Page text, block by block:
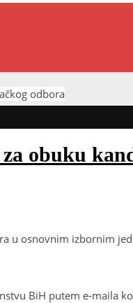
odbora
obuku
u osnovnim izbornim
BiH putem e-maila